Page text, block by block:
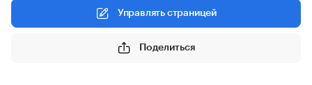
Управлять страницей
Поделиться